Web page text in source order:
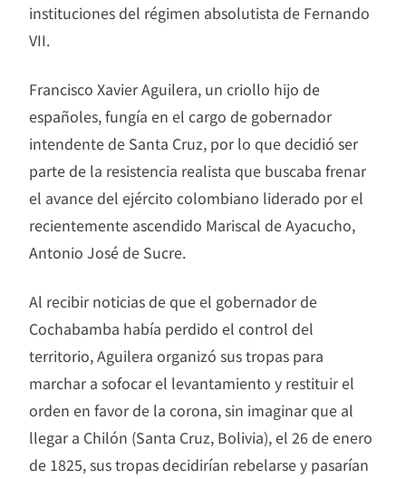
instituciones del régimen absolutista de Fernando
VII.
Francisco Xavier Aguilera, un criollo hijo de
españoles, fungía en el cargo de gobernador
intendente de Santa Cruz, por lo que decidió ser
parte de la resistencia realista que buscaba frenar
el avance del ejército colombiano liderado por el
recientemente ascendido Mariscal de Ayacucho,
Antonio José de Sucre.
Al recibir noticias de que el gobernador de
Cochabamba había perdido el control del
territorio, Aguilera organizó sus tropas para
marchar a sofocar el levantamiento y restituir el
orden en favor de la corona, sin imaginar que al
llegar a Chilón (Santa Cruz, Bolivia), el 26 de enero
de 1825, sus tropas decidirían rebelarse y pasarían